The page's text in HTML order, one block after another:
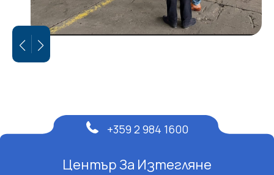
Център За Изтегляне
+359 2 984 1600